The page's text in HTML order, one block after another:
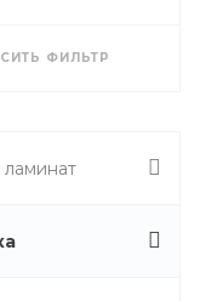
ФИЛЬТР